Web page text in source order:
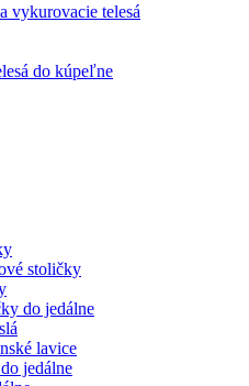
vykurovacie telesá
do kúpeľne
stoličky
do jedálne
lavice
jedálne